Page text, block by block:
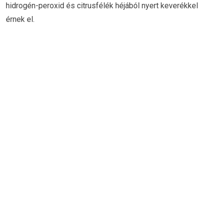
hidrogén-peroxid és citrusfélék héjából nyert keverékkel
érnek el.